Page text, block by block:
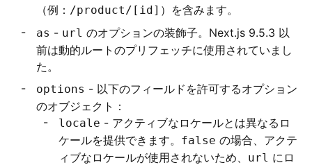
（例： /product/[id] ）を含みます。
as - url のオプションの装飾子。Next.js 9.5.3 以
前は動的ルートのプリフェッチに使用されていまし
た。
options - 以下のフィールドを許可するオプション
のオブジェクト：
locale - アクティブなロケールとは異なるロ
ケールを提供できます。 false の場合、アクテ
ィブなロケールが使用されないため、 url にロ